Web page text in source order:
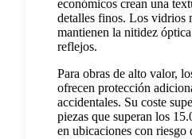
económicos crean una
detalles finos. Los vidrios
mantienen la nitidez
reflejos.
Para obras de alto valor,
ofrecen protección
accidentales. Su coste
piezas que superan los
en ubicaciones con riesgo